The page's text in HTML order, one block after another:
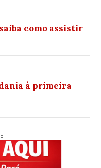
como assistir
à primeira